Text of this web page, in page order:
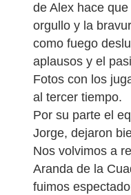
de Alex hace
orgullo y la
como fuego
aplausos y el
Fotos con los
al tercer tiempo.
Por su parte el
Jorge, dejaron
Nos volvimos a
Aranda de la
fuimos